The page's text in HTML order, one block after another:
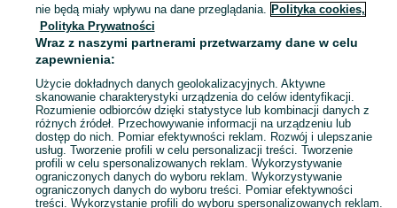
Mapa kategorii
Mapa miejscowości
Mapa ministron
Popularne wyszukiwania
nie będą miały wpływu na dane przeglądania. Polityka cookies,
Polityka Prywatności
Wraz z naszymi partnerami przetwarzamy dane w celu
zapewnienia:
Użycie dokładnych danych geolokalizacyjnych. Aktywne
skanowanie charakterystyki urządzenia do celów identyfikacji.
Rozumienie odbiorców dzięki statystyce lub kombinacji danych z
różnych źródeł. Przechowywanie informacji na urządzeniu lub
dostęp do nich. Pomiar efektywności reklam. Rozwój i ulepszanie
usług. Tworzenie profili w celu personalizacji treści. Tworzenie
profili w celu spersonalizowanych reklam. Wykorzystywanie
ograniczonych danych do wyboru reklam. Wykorzystywanie
ograniczonych danych do wyboru treści. Pomiar efektywności
treści. Wykorzystanie profili do wyboru spersonalizowanych reklam.